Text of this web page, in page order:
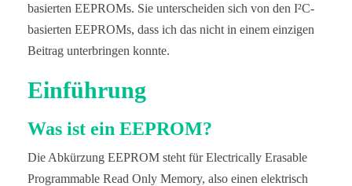
basierten EEPROMs. Sie unterscheiden sich von den I²C-
basierten EEPROMs, dass ich das nicht in einem einzigen
Beitrag unterbringen konnte.
Einführung
Was ist ein EEPROM?
Die Abkürzung EEPROM steht für Electrically Erasable
Programmable Read Only Memory, also einen elektrisch